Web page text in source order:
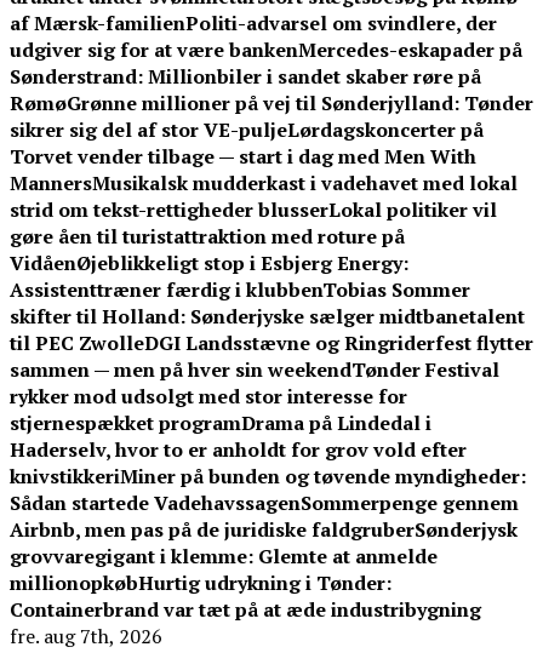
af Mærsk-familienPoliti-advarsel om svindlere, der
udgiver sig for at være bankenMercedes-eskapader på
Sønderstrand: Millionbiler i sandet skaber røre på
RømøGrønne millioner på vej til Sønderjylland: Tønder
sikrer sig del af stor VE-puljeLørdagskoncerter på
Torvet vender tilbage — start i dag med Men With
MannersMusikalsk mudderkast i vadehavet med lokal
strid om tekst-rettigheder blusserLokal politiker vil
gøre åen til turistattraktion med roture på
VidåenØjeblikkeligt stop i Esbjerg Energy:
Assistenttræner færdig i klubbenTobias Sommer
skifter til Holland: Sønderjyske sælger midtbanetalent
til PEC ZwolleDGI Landsstævne og Ringriderfest flytter
sammen — men på hver sin weekendTønder Festival
rykker mod udsolgt med stor interesse for
stjernespækket programDrama på Lindedal i
Haderselv, hvor to er anholdt for grov vold efter
knivstikkeriMiner på bunden og tøvende myndigheder:
Sådan startede VadehavssagenSommerpenge gennem
Airbnb, men pas på de juridiske faldgruberSønderjysk
grovvaregigant i klemme: Glemte at anmelde
millionopkøbHurtig udrykning i Tønder:
Containerbrand var tæt på at æde industribygning
fre. aug 7th, 2026